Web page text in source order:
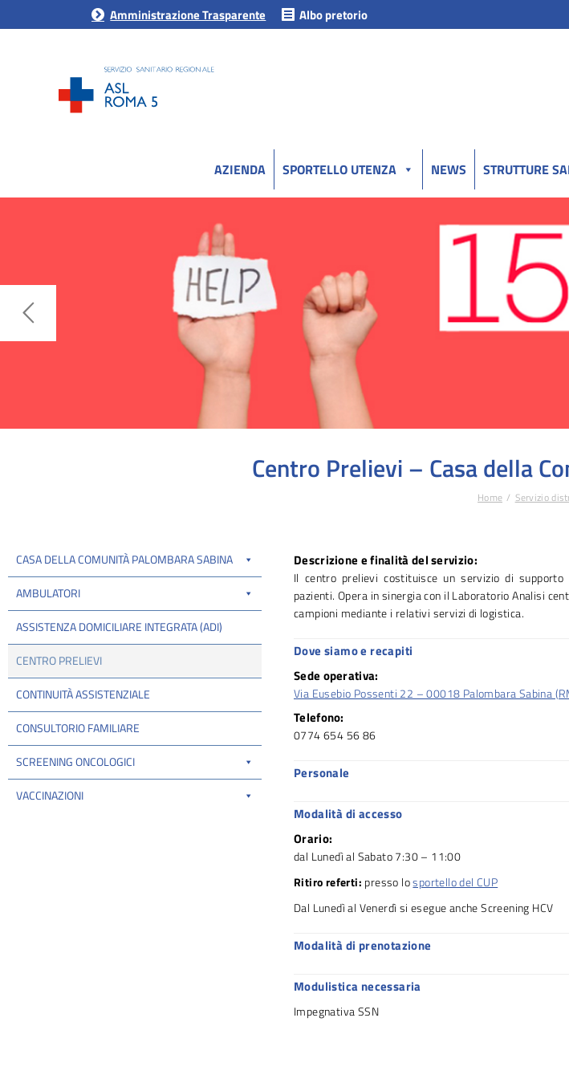
Amministrazione Trasparente Albo pretorio
AZIENDA SPORTELLO UTENZA NEWS STRUTTURE
Centro Prelievi – Casa della
Home Servizio
CASA DELLA COMUNITÀ PALOMBARA SABINA
AMBULATORI
ASSISTENZA DOMICILIARE INTEGRATA (ADI)
CENTRO PRELIEVI
CONTINUITÀ ASSISTENZIALE
CONSULTORIO FAMILIARE
SCREENING ONCOLOGICI
VACCINAZIONI
Descrizione e finalità del servizio:
Il centro prelievi costituisce un servizio di supporto
pazienti. Opera in sinergia con il Laboratorio Analisi
campioni mediante i relativi servizi di logistica.
Dove siamo e recapiti
Sede operativa:
Via Eusebio Possenti 22 – 00018 Palombara Sabina
Telefono:
0774 654 56 86
Personale
Modalità di accesso
Orario:
dal Lunedì al Sabato 7:30 – 11:00
Ritiro referti: presso losportello del CUP
Dal Lunedì al Venerdì si esegue anche Screening HCV
Modalità di prenotazione
Modulistica necessaria
Impegnativa SSN